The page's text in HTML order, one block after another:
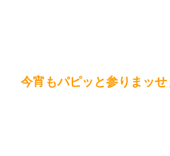
今宵もパピッと参りまッせ